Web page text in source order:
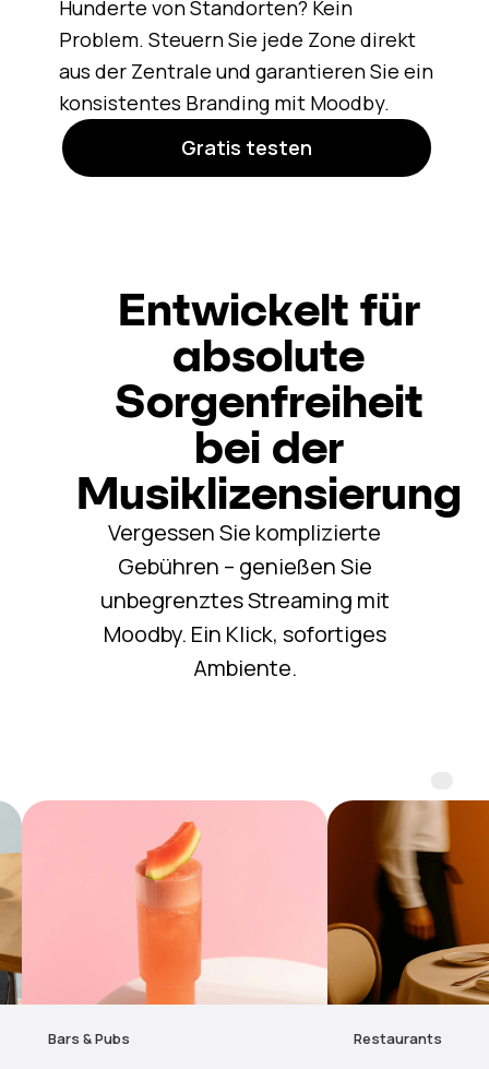
Hunderte von Standorten? Kein
Problem. Steuern Sie jede Zone direkt
aus der Zentrale und garantieren Sie ein
konsistentes Branding mit Moodby.
Gratis testen
Entwickelt für
absolute
Sorgenfreiheit
bei der
Musiklizensierung
Vergessen Sie komplizierte
Gebühren – genießen Sie
unbegrenztes Streaming mit
Moodby. Ein Klick, sofortiges
Ambiente.
Restaurants Hotels